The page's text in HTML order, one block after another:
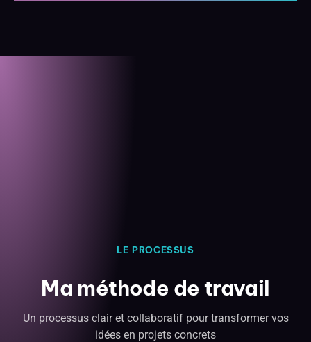
LE PROCESSUS
Ma méthode de travail
Un processus clair et collaboratif pour transformer vos
idées en projets concrets